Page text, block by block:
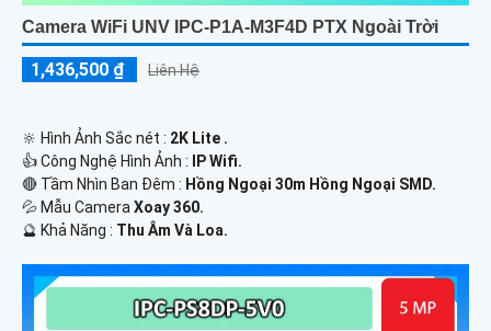
Camera WiFi UNV IPC-P1A-M3F4D PTX Ngoài Trời
1,436,500 ₫ Liên Hệ
🔆 Hình Ảnh Sắc nét : 2K Lite .
👍 Công Nghệ Hình Ảnh :
IP Wifi.
🔴 Tầm Nhìn Ban Đêm : Hồng Ngoại 30m Hồng Ngoại SMD.
💦 Mẫu Camera Xoay 360.
️🔮 Khả Năng : Thu Âm Và Loa.